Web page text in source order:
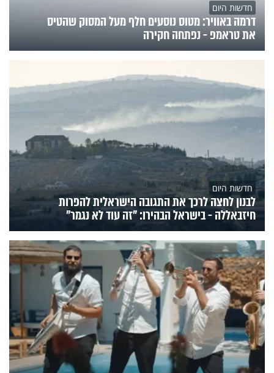
חדשות היום
דרמה באוויר: מטוס נוסעים חלף מעל המסוק שהטיס
את טראמפ - נפתחה חקירה
חדשות היום
לבנון לחצה לרכך את התגובה הישראלית להפרות
חיזבאללה - בישראל הבהירו: "זה עוד לא נגמר"